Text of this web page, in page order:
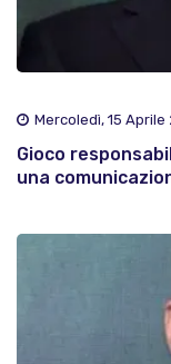
Mercoledì, 15 Aprile
Gioco
una